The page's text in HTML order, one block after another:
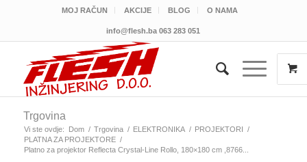
MOJ RAČUN AKCIJE BLOG O NAMA
info@flesh.ba 063 283 051
Trgovina
Vi ste ovdje: Dom / Trgovina / ELEKTRONIKA / PROJEKTORI /
PLATNA ZA PROJEKTORE /
Platno za projektor Reflecta Crystal-Line Rollo, 180×180 cm ,8766...